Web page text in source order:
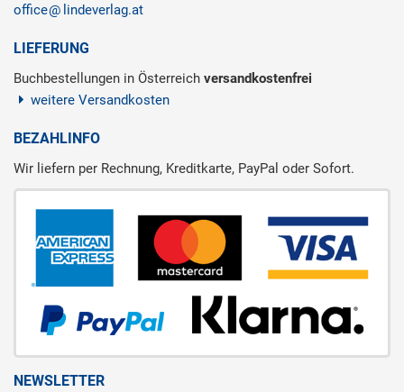
office
lindeverlag.at
LIEFERUNG
Buchbestellungen in Österreich versandkostenfrei
weitere Versandkosten
BEZAHLINFO
Wir liefern per Rechnung, Kreditkarte, PayPal oder Sofort.
NEWSLETTER